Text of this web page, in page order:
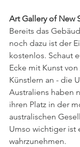
Art Gallery of New
Bereits das
noch dazu ist der
kostenlos. Schaut
Ecke mit Kunst
Künstlern an - die
Australiens haben
ihren Platz in der
australischen
Umso wichtiger ist
wahrzunehmen.